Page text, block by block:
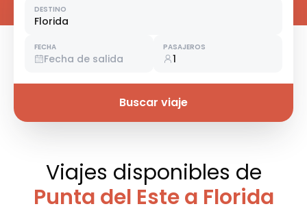
DESTINO
Florida
FECHA
Fecha de salida
PASAJEROS
1
Buscar viaje
Viajes disponibles de
Punta del Este a Florida